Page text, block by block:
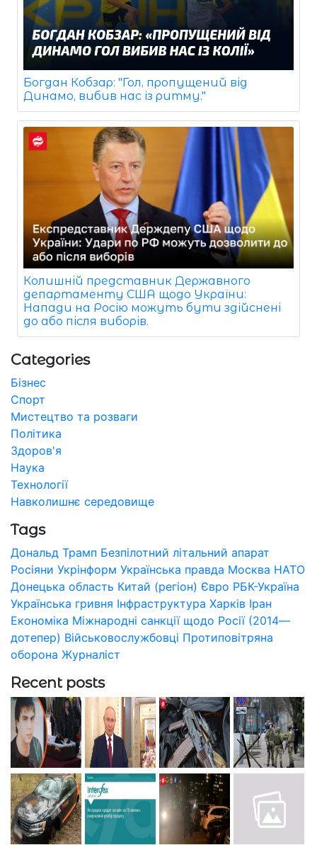
Богдан Кобзар: "Гол, пропущений від
Динамо, вибив нас із ритму."
Колишній представник Державного
департаменту США щодо України:
Напади на Росію можуть бути здійснені
до або після виборів.
Categories
Бізнес
Спорт
Мистецтво та розваги
Політика
Здоров'я
Наука
Технології
Навколишнє середовище
Tags
Дональд Трамп Безпілотний літальний апарат
Росіяни Укрінформ Українська правда Москва НАТО
Донецька область Китай (регіон) Євро РБК-Україна
Українська гривня Інфраструктура Харків Іран
Економіка Міжнародні санкції щодо Росії (2014—
дотепер) Військовослужбовці Протиповітряна
оборона Журналіст
Recent posts